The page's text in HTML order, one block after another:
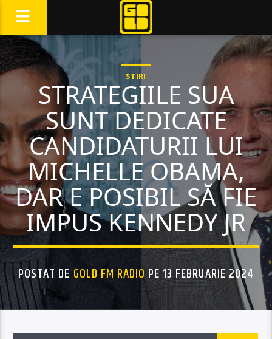
STIRI
STRATEGIILE SUA
SUNT DEDICATE
CANDIDATURII LUI
MICHELLE OBAMA,
DAR E POSIBIL SĂ FIE
IMPUS KENNEDY JR
POSTAT DE GOLD FM RADIO PE 13 FEBRUARIE 2024